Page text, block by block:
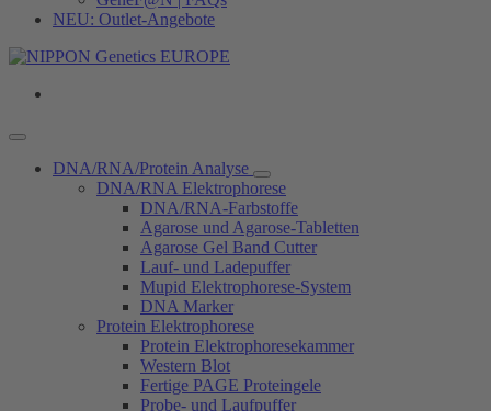
NEU: Outlet-Angebote
DNA/RNA/Protein Analyse
DNA/RNA Elektrophorese
DNA/RNA-Farbstoffe
Agarose und Agarose-Tabletten
Agarose Gel Band Cutter
Lauf- und Ladepuffer
Mupid Elektrophorese-System
DNA Marker
Protein Elektrophorese
Protein Elektrophoresekammer
Western Blot
Fertige PAGE Proteingele
Probe- und Laufpuffer